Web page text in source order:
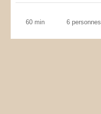
60 min 6 personnes